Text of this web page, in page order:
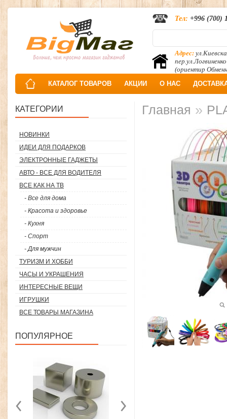
Адрес:
пер.ул.Логвиненко
(ориентир
Тел: +996 (700)
КАТАЛОГ ТОВАРОВ АКЦИИ О НАС
КАТЕГОРИИ
НОВИНКИ
ИДЕИ ДЛЯ ПОДАРКОВ
ЭЛЕКТРОННЫЕ ГАДЖЕТЫ
АВТО - ВСЕ ДЛЯ ВОДИТЕЛЯ
ВСЕ КАК НА ТВ
- Все для дома
- Красота и здоровье
- Кухня
- Спорт
- Для мужчин
ТУРИЗМ И ХОББИ
ЧАСЫ И УКРАШЕНИЯ
ИНТЕРЕСНЫЕ ВЕЩИ
ИГРУШКИ
ВСЕ ТОВАРЫ МАГАЗИНА
ПОПУЛЯРНОЕ
Главная »